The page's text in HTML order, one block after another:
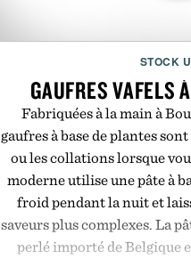
STOCK
GAUFRES VAFELS
Fabriquées à la main à
gaufres à base de plantes
ou les collations lorsque
moderne utilise une pâte à
froid pendant la nuit et
saveurs plus complexes. La
perlé importé de Belgique